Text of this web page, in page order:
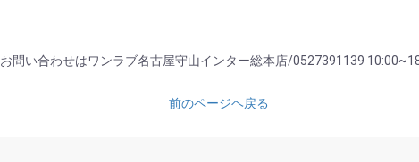
お問い合わせはワンラブ名古屋守山インター総本店/0527391139
前のページヘ戻る